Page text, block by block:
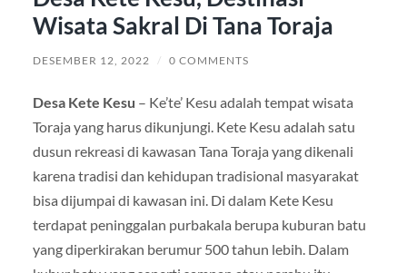
Wisata Sakral Di Tana Toraja
DESEMBER 12, 2022 / 0 COMMENTS
Desa Kete Kesu – Ke’te’ Kesu adalah tempat wisata
Toraja yang harus dikunjungi. Kete Kesu adalah satu
dusun rekreasi di kawasan Tana Toraja yang dikenali
karena tradisi dan kehidupan tradisional masyarakat
bisa dijumpai di kawasan ini. Di dalam Kete Kesu
terdapat peninggalan purbakala berupa kuburan batu
yang diperkirakan berumur 500 tahun lebih. Dalam